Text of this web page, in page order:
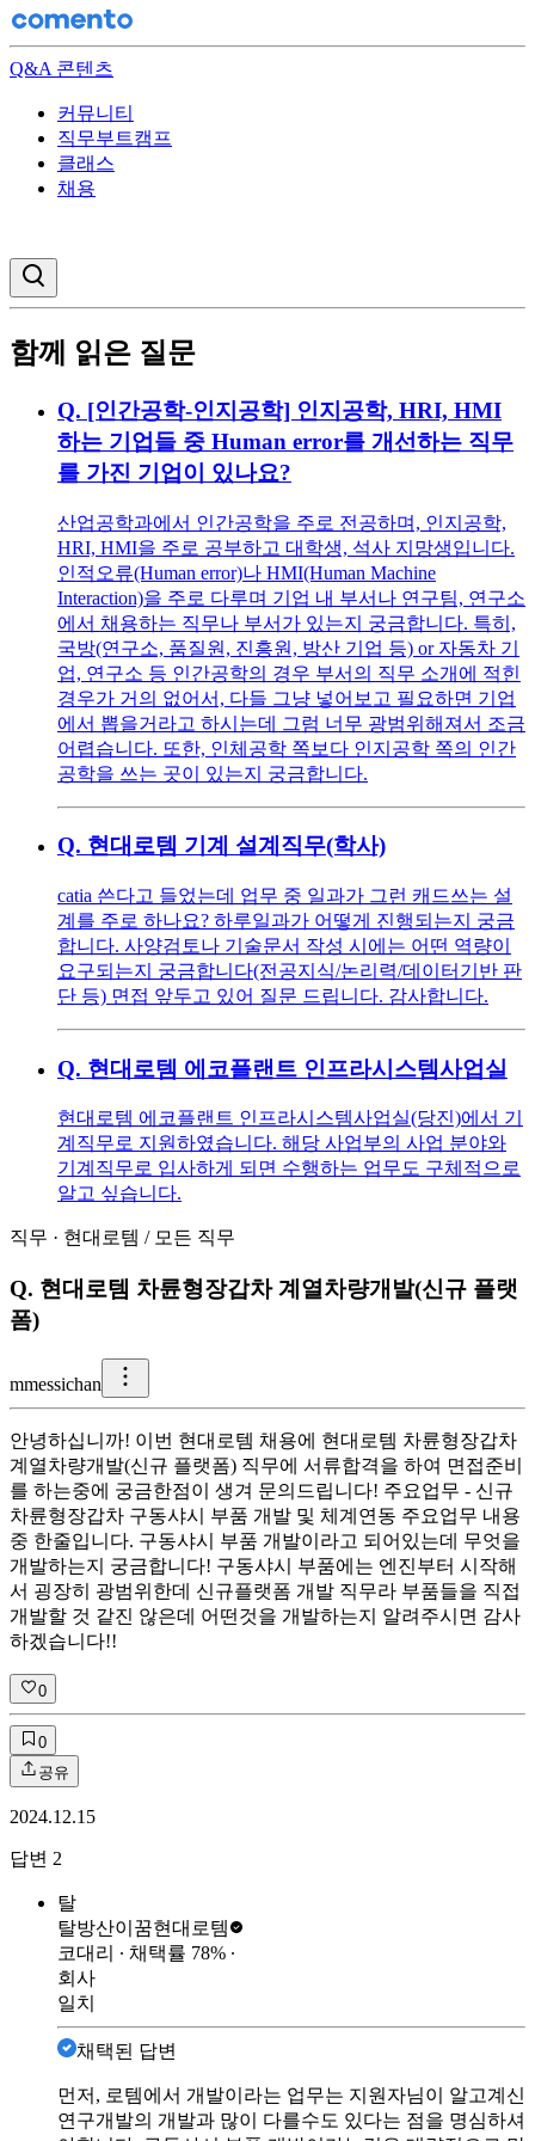
Q&A 콘텐츠
커뮤니티
직무부트캠프
클래스
채용
함께 읽은 질문
Q. [인간공학-인지공학] 인지공학, HRI, HMI
하는 기업들 중 Human error를 개선하는 직무
를 가진 기업이 있나요?
산업공학과에서 인간공학을 주로 전공하며, 인지공학,
HRI, HMI을 주로 공부하고 대학생, 석사 지망생입니다.
인적오류(Human error)나 HMI(Human Machine
Interaction)을 주로 다루며 기업 내 부서나 연구팀, 연구소
에서 채용하는 직무나 부서가 있는지 궁금합니다. 특히,
국방(연구소, 품질원, 진흥원, 방산 기업 등) or 자동차 기
업, 연구소 등 인간공학의 경우 부서의 직무 소개에 적힌
경우가 거의 없어서, 다들 그냥 넣어보고 필요하면 기업
에서 뽑을거라고 하시는데 그럼 너무 광범위해져서 조금
어렵습니다. 또한, 인체공학 쪽보다 인지공학 쪽의 인간
공학을 쓰는 곳이 있는지 궁금합니다.
Q. 현대로템 기계 설계직무(학사)
catia 쓴다고 들었는데 업무 중 일과가 그런 캐드쓰는 설
계를 주로 하나요? 하루일과가 어떻게 진행되는지 궁금
합니다. 사양검토나 기술문서 작성 시에는 어떤 역량이
요구되는지 궁금합니다(전공지식/논리력/데이터기반 판
단 등) 면접 앞두고 있어 질문 드립니다. 감사합니다.
Q. 현대로템 에코플랜트 인프라시스템사업실
현대로템 에코플랜트 인프라시스템사업실(당진)에서 기
계직무로 지원하였습니다. 해당 사업부의 사업 분야와
기계직무로 입사하게 되면 수행하는 업무도 구체적으로
알고 싶습니다.
직무 · 현대로템 / 모든 직무
Q. 현대로템 차륜형장갑차 계열차량개발(신규 플랫
폼)
mmessichan
안녕하십니까! 이번 현대로템 채용에 현대로템 차륜형장갑차
계열차량개발(신규 플랫폼) 직무에 서류합격을 하여 면접준비
를 하는중에 궁금한점이 생겨 문의드립니다! 주요업무 - 신규
차륜형장갑차 구동샤시 부품 개발 및 체계연동 주요업무 내용
중 한줄입니다. 구동샤시 부품 개발이라고 되어있는데 무엇을
개발하는지 궁금합니다! 구동샤시 부품에는 엔진부터 시작해
서 굉장히 광범위한데 신규플랫폼 개발 직무라 부품들을 직접
개발할 것 같진 않은데 어떤것을 개발하는지 알려주시면 감사
하겠습니다!!
0
0
공유
2024.12.15
답변 2
탈
탈방산이꿈현대로템
코대리 ∙ 채택률 78% ∙
회사
일치
채택된 답변
먼저, 로템에서 개발이라는 업무는 지원자님이 알고계신
연구개발의 개발과 많이 다를수도 있다는 점을 명심하셔